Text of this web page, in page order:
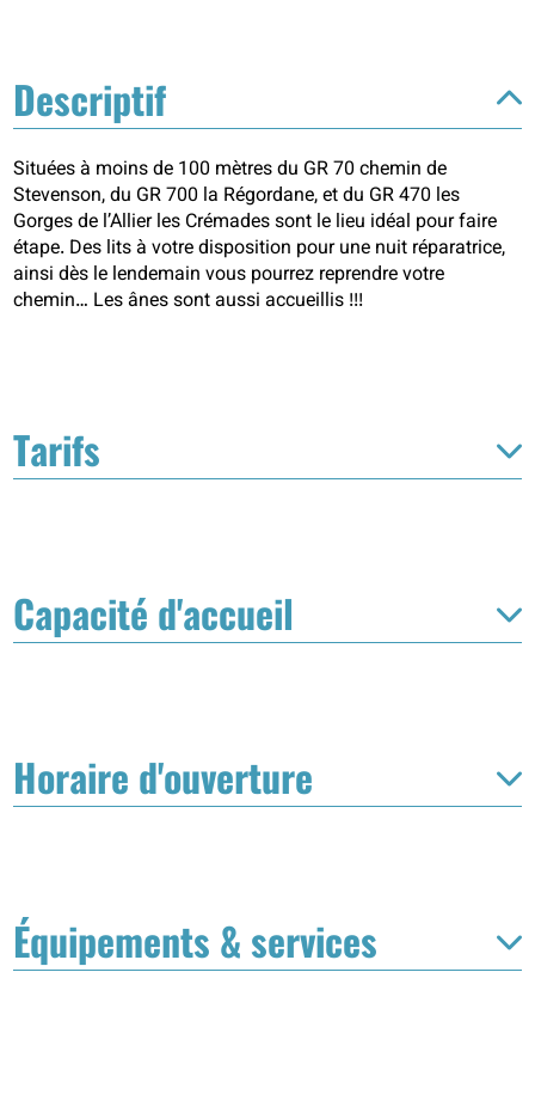
Descriptif
Situées à moins de 100 mètres du GR 70 chemin de
Stevenson, du GR 700 la Régordane, et du GR 470 les
Gorges de l’Allier les Crémades sont le lieu idéal pour faire
étape. Des lits à votre disposition pour une nuit réparatrice,
ainsi dès le lendemain vous pourrez reprendre votre
chemin… Les ânes sont aussi accueillis !!!
Tarifs
Capacité d'accueil
Horaire d'ouverture
Équipements & services